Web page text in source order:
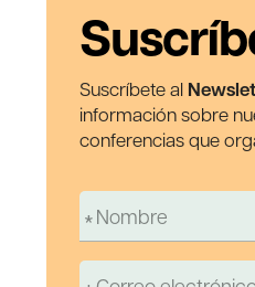
Suscríbete al
información sobre
conferencias que